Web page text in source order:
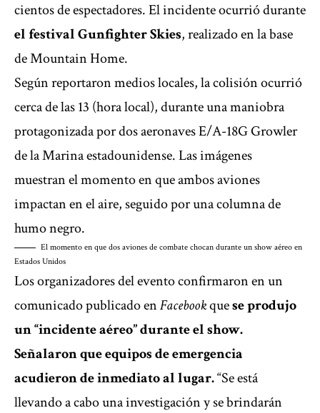
cientos de espectadores. El incidente ocurrió durante
el festival Gunfighter Skies, realizado en la base
de Mountain Home.
Según reportaronmedios locales, la colisión ocurrió
cerca de las 13 (hora local), durante una maniobra
protagonizada por dos aeronaves E/A-18G Growler
de la Marina estadounidense. Las imágenes
muestran el momento en que ambos aviones
impactan en el aire, seguido por una columna de
humo negro.
El momento en que dos aviones de combate chocan durante un show aéreo en
Estados Unidos
Los organizadores del evento confirmaron en un
comunicado publicado enFacebookquese produjo
un “incidente aéreo” durante el show.
Señalaron que equipos de emergencia
acudieron de inmediato al lugar.“Se está
llevando a cabo una investigación y se brindarán